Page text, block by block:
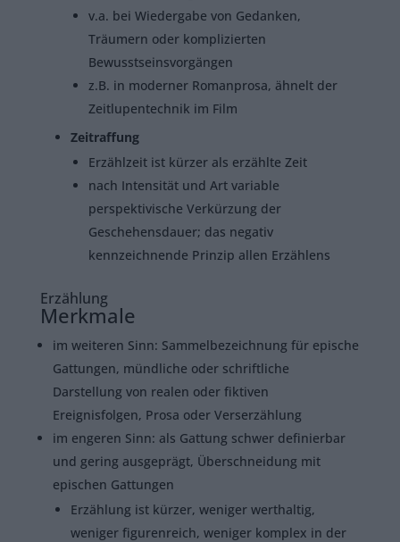
v.a. bei Wiedergabe von Gedanken,
Träumern oder komplizierten
Bewusstseinsvorgängen
z.B. in moderner Romanprosa, ähnelt der
Zeitlupentechnik im Film
Zeitraffung
Erzählzeit ist kürzer als erzählte Zeit
nach Intensität und Art variable
perspektivische Verkürzung der
Geschehensdauer; das negativ
kennzeichnende Prinzip allen Erzählens
Erzählung
Merkmale
im weiteren Sinn: Sammelbezeichnung für epische
Gattungen, mündliche oder schriftliche
Darstellung von realen oder fiktiven
Ereignisfolgen, Prosa oder Verserzählung
im engeren Sinn: als Gattung schwer definierbar
und gering ausgeprägt, Überschneidung mit
epischen Gattungen
Erzählung ist kürzer, weniger werthaltig,
weniger figurenreich, weniger komplex in der